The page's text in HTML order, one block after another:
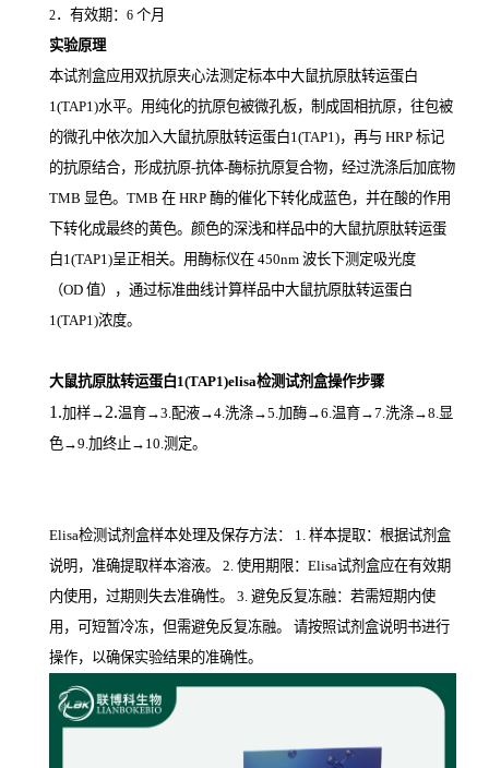
2．有效期： 6 个月
实验原理
本试剂盒应用双抗原夹心法测定标本中大鼠抗原肽转运蛋白
1(TAP1)水平。用纯化的抗原包被微孔板，制成固相抗原，往包被
的微孔中依次加入大鼠抗原肽转运蛋白1(TAP1)，再与 HRP 标记
的抗原结合，形成抗原-抗体-酶标抗原复合物，经过洗涤后加底物
TMB 显色。 TMB 在 HRP 酶的催化下转化成蓝色，并在酸的作用
下转化成最终的黄色。颜色的深浅和样品中的大鼠抗原肽转运蛋
白1(TAP1)呈正相关。用酶标仪在 450nm 波长下测定吸光度
（OD 值），通过标准曲线计算样品中大鼠抗原肽转运蛋白
1(TAP1)浓度。
大鼠抗原肽转运蛋白1(TAP1)elisa检测试剂盒操作步骤
1.加样→ 2.温育→3.配液→4.洗涤→5.加酶→6.温育→7.洗涤→8.显
色→9.加终止→10.测定。
Elisa检测试剂盒样本处理及保存方法： 1. 样本提取：根据试剂盒
说明，准确提取样本溶液。 2. 使用期限：Elisa试剂盒应在有效期
内使用，过期则失去准确性。 3. 避免反复冻融：若需短期内使
用，可短暂冷冻，但需避免反复冻融。 请按照试剂盒说明书进行
操作，以确保实验结果的准确性。